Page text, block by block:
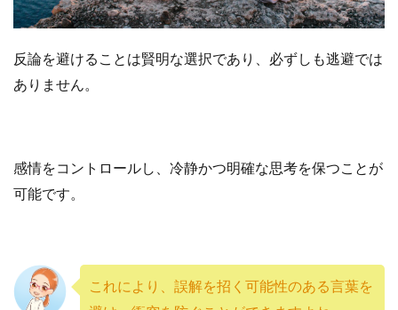
反論を避けることは賢明な選択であり、必ずしも逃避では
ありません。
感情をコントロールし、冷静かつ明確な思考を保つことが
可能です。
これにより、誤解を招く可能性のある言葉を